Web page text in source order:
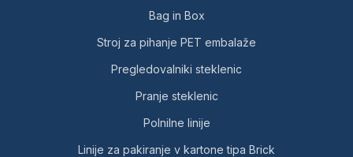
Bag in Box
Stroj za pihanje PET embalaže
Pregledovalniki steklenic
Pranje steklenic
Polnilne linije
Linije za pakiranje v kartone tipa Brick